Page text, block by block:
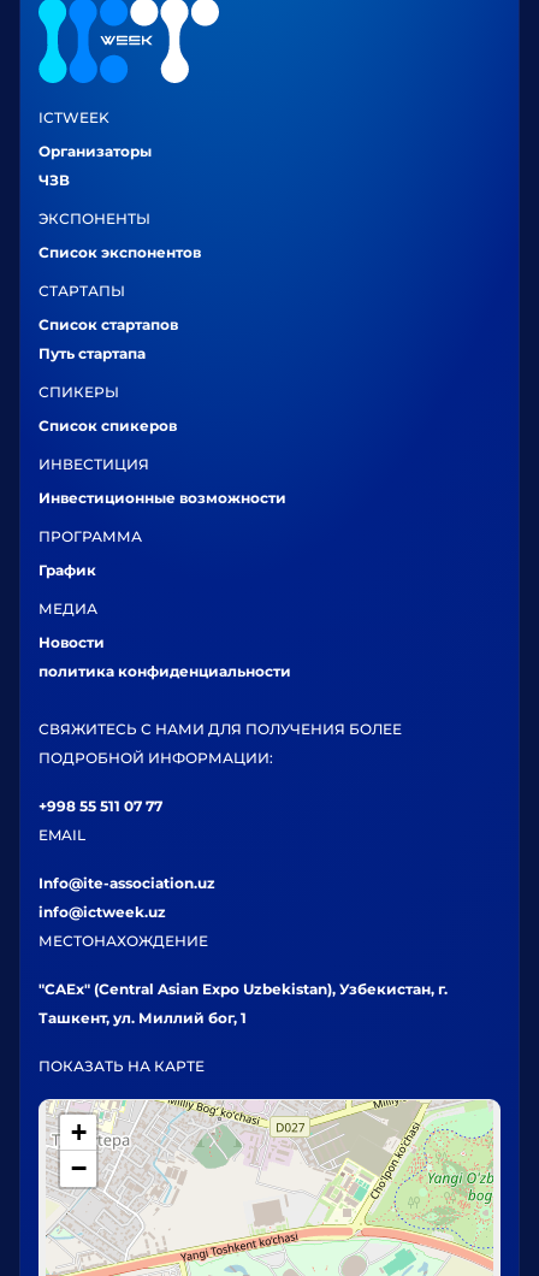
ICTWEEK
Организаторы
ЧЗВ
ЭКСПОНЕНТЫ
Список экспонентов
СТАРТАПЫ
Список стартапов
Путь стартапа
СПИКЕРЫ
Список спикеров
ИНВЕСТИЦИЯ
Инвестиционные возможности
ПРОГРАММА
График
МЕДИА
Новости
политика конфиденциальности
СВЯЖИТЕСЬ С НАМИ ДЛЯ ПОЛУЧЕНИЯ БОЛЕЕ
ПОДРОБНОЙ ИНФОРМАЦИИ:
+998 55 511 07 77
EMAIL
Info@ite-association.uz
info@ictweek.uz
МЕСТОНАХОЖДЕНИЕ
"CAEx" (Central Asian Expo Uzbekistan), Узбекистан, г.
Ташкент, ул. Миллий бог, 1
ПОКАЗАТЬ НА КАРТЕ
+
−